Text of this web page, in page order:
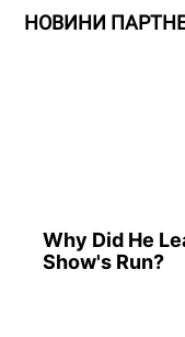
НОВИНИ
Why Did He
Show's Run?